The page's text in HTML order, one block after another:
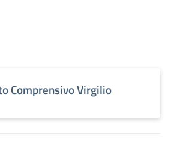
Comprensivo Virgilio